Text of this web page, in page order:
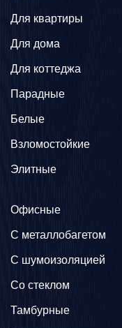
Для квартиры
Для дома
Для коттеджа
Парадные
Белые
Взломостойкие
Элитные
Офисные
C металлобагетом
С шумоизоляцией
Со стеклом
Тамбурные